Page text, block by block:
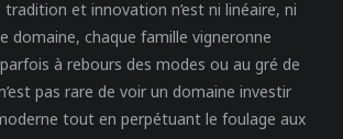
et innovation n’est ni linéaire, ni
domaine, chaque famille vigneronne
à rebours des modes ou au gré de
pas rare de voir un domaine investir
tout en perpétuant le foulage aux